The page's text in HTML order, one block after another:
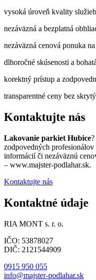
vysoká úroveň kvality služieb
nezáväzná a bezplatná
nezáväzná cenová ponuka
dlhoročné skúsenosti a
korektný prístup a
transparentné ceny bez
Kontaktujte nás
Lakovanie parkiet Hubice
zodpovedných
informácií či nezáväznú
– www.majster-podlahar.sk.
Kontaktujte nás
Kontaktné údaje
RIA MONT s. r. o.
IČO: 53878027
DIČ: 2121544909
0915 950 055
info@majster-podlahar.sk